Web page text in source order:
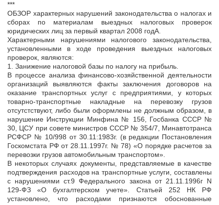
***
ОБЗОР характерных нарушений законодательства о налогах и
сборах по материалам выездных налоговых проверок
юридических лиц за первый квартал 2008 годА.
Характерными нарушениями налогового законодательства,
установленными в ходе проведения выездных налоговых
проверок, являются:
1. Занижение налоговой базы по налогу на прибыль.
В процессе анализа финансово-хозяйственной деятельности
организаций выявляются факты заключения договоров на
оказание транспортных услуг с предприятиями, у которых
товарно-транспортные накладные на перевозку грузов
отсутстствуют, либо были оформлены не должным образом, в
нарушение Инструкции Минфина № 156, Госбанка СССР №
30, ЦСУ при совете министров СССР № 354/7, Минавтотранса
РСФСР № 10/998 от 30.11:1983г. (в редакции Постановления
Госкомстата РФ от 28.11.1997г. № 78) «О порядке расчетов за
перевозки грузов автомобильным транспортом».
В некоторых случаях документы, представляемые в качестве
подтверждения расходов на транспортные услуги, составлены
с нарушениями ст.9 Федерального закона от 21.11.1996г N
129-ФЗ «О бухгалтерском учете». Статьей 252 НК РФ
установлено, что расходами признаются обоснованные